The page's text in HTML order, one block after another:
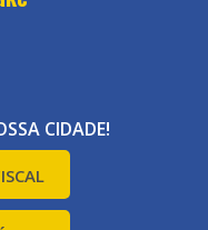
CIDADE!